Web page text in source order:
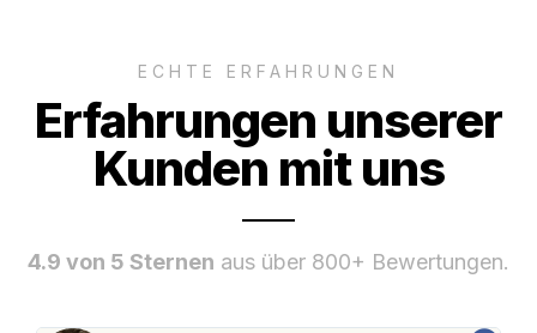
ECHTE ERFAHRUNGEN
Erfahrungen unserer
Kunden mit uns
4.9 von 5 Sternen aus über 800+ Bewertungen.